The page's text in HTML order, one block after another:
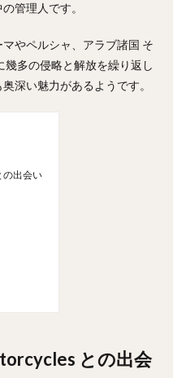
管理人です。
やペルシャ、アラブ諸国 そ
幾多の侵略と解放を繰り返し
深い魅力があるようです。
の出会い
との出会